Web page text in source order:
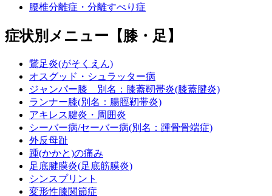
腰椎分離症・分離すべり症
症状別メニュー【膝・足】
鵞足炎(がそくえん)
オスグッド・シュラッター病
ジャンパー膝 別名：膝蓋靭帯炎(膝蓋腱炎)
ランナー膝(別名：腸脛靭帯炎)
アキレス腱炎・周囲炎
シーバー病/セーバー病(別名：踵骨骨端症)
外反母趾
踵(かかと)の痛み
足底腱膜炎(足底筋膜炎)
シンスプリント
変形性膝関節症